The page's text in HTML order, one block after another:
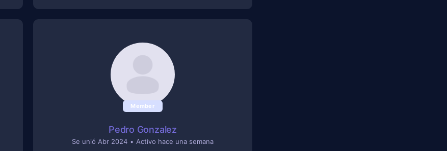
Member
Pedro Gonzalez
Se unió Abr 2024 • Activo hace una semana